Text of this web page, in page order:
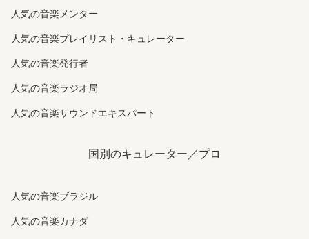
人気の音楽メンター
人気の音楽プレイリスト・キュレーター
人気の音楽発行者
人気の音楽ラジオ局
人気の音楽サウンドエキスパート
国別のキュレーター／プロ
人気の音楽ブラジル
人気の音楽カナダ